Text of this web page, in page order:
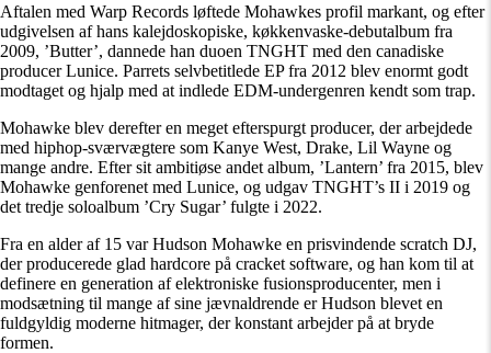
Aftalen med Warp Records løftede Mohawkes profil markant, og efter
udgivelsen af hans kalejdoskopiske, køkkenvaske-debutalbum fra
2009, ’Butter’, dannede han duoen TNGHT med den canadiske
producer Lunice. Parrets selvbetitlede EP fra 2012 blev enormt godt
modtaget og hjalp med at indlede EDM-undergenren kendt som trap.
Mohawke blev derefter en meget efterspurgt producer, der arbejdede
med hiphop-sværvægtere som Kanye West, Drake, Lil Wayne og
mange andre. Efter sit ambitiøse andet album, ’Lantern’ fra 2015, blev
Mohawke genforenet med Lunice, og udgav TNGHT’s II i 2019 og
det tredje soloalbum ’Cry Sugar’ fulgte i 2022.
Fra en alder af 15 var Hudson Mohawke en prisvindende scratch DJ,
der producerede glad hardcore på cracket software, og han kom til at
definere en generation af elektroniske fusionsproducenter, men i
modsætning til mange af sine jævnaldrende er Hudson blevet en
fuldgyldig moderne hitmager, der konstant arbejder på at bryde
formen.